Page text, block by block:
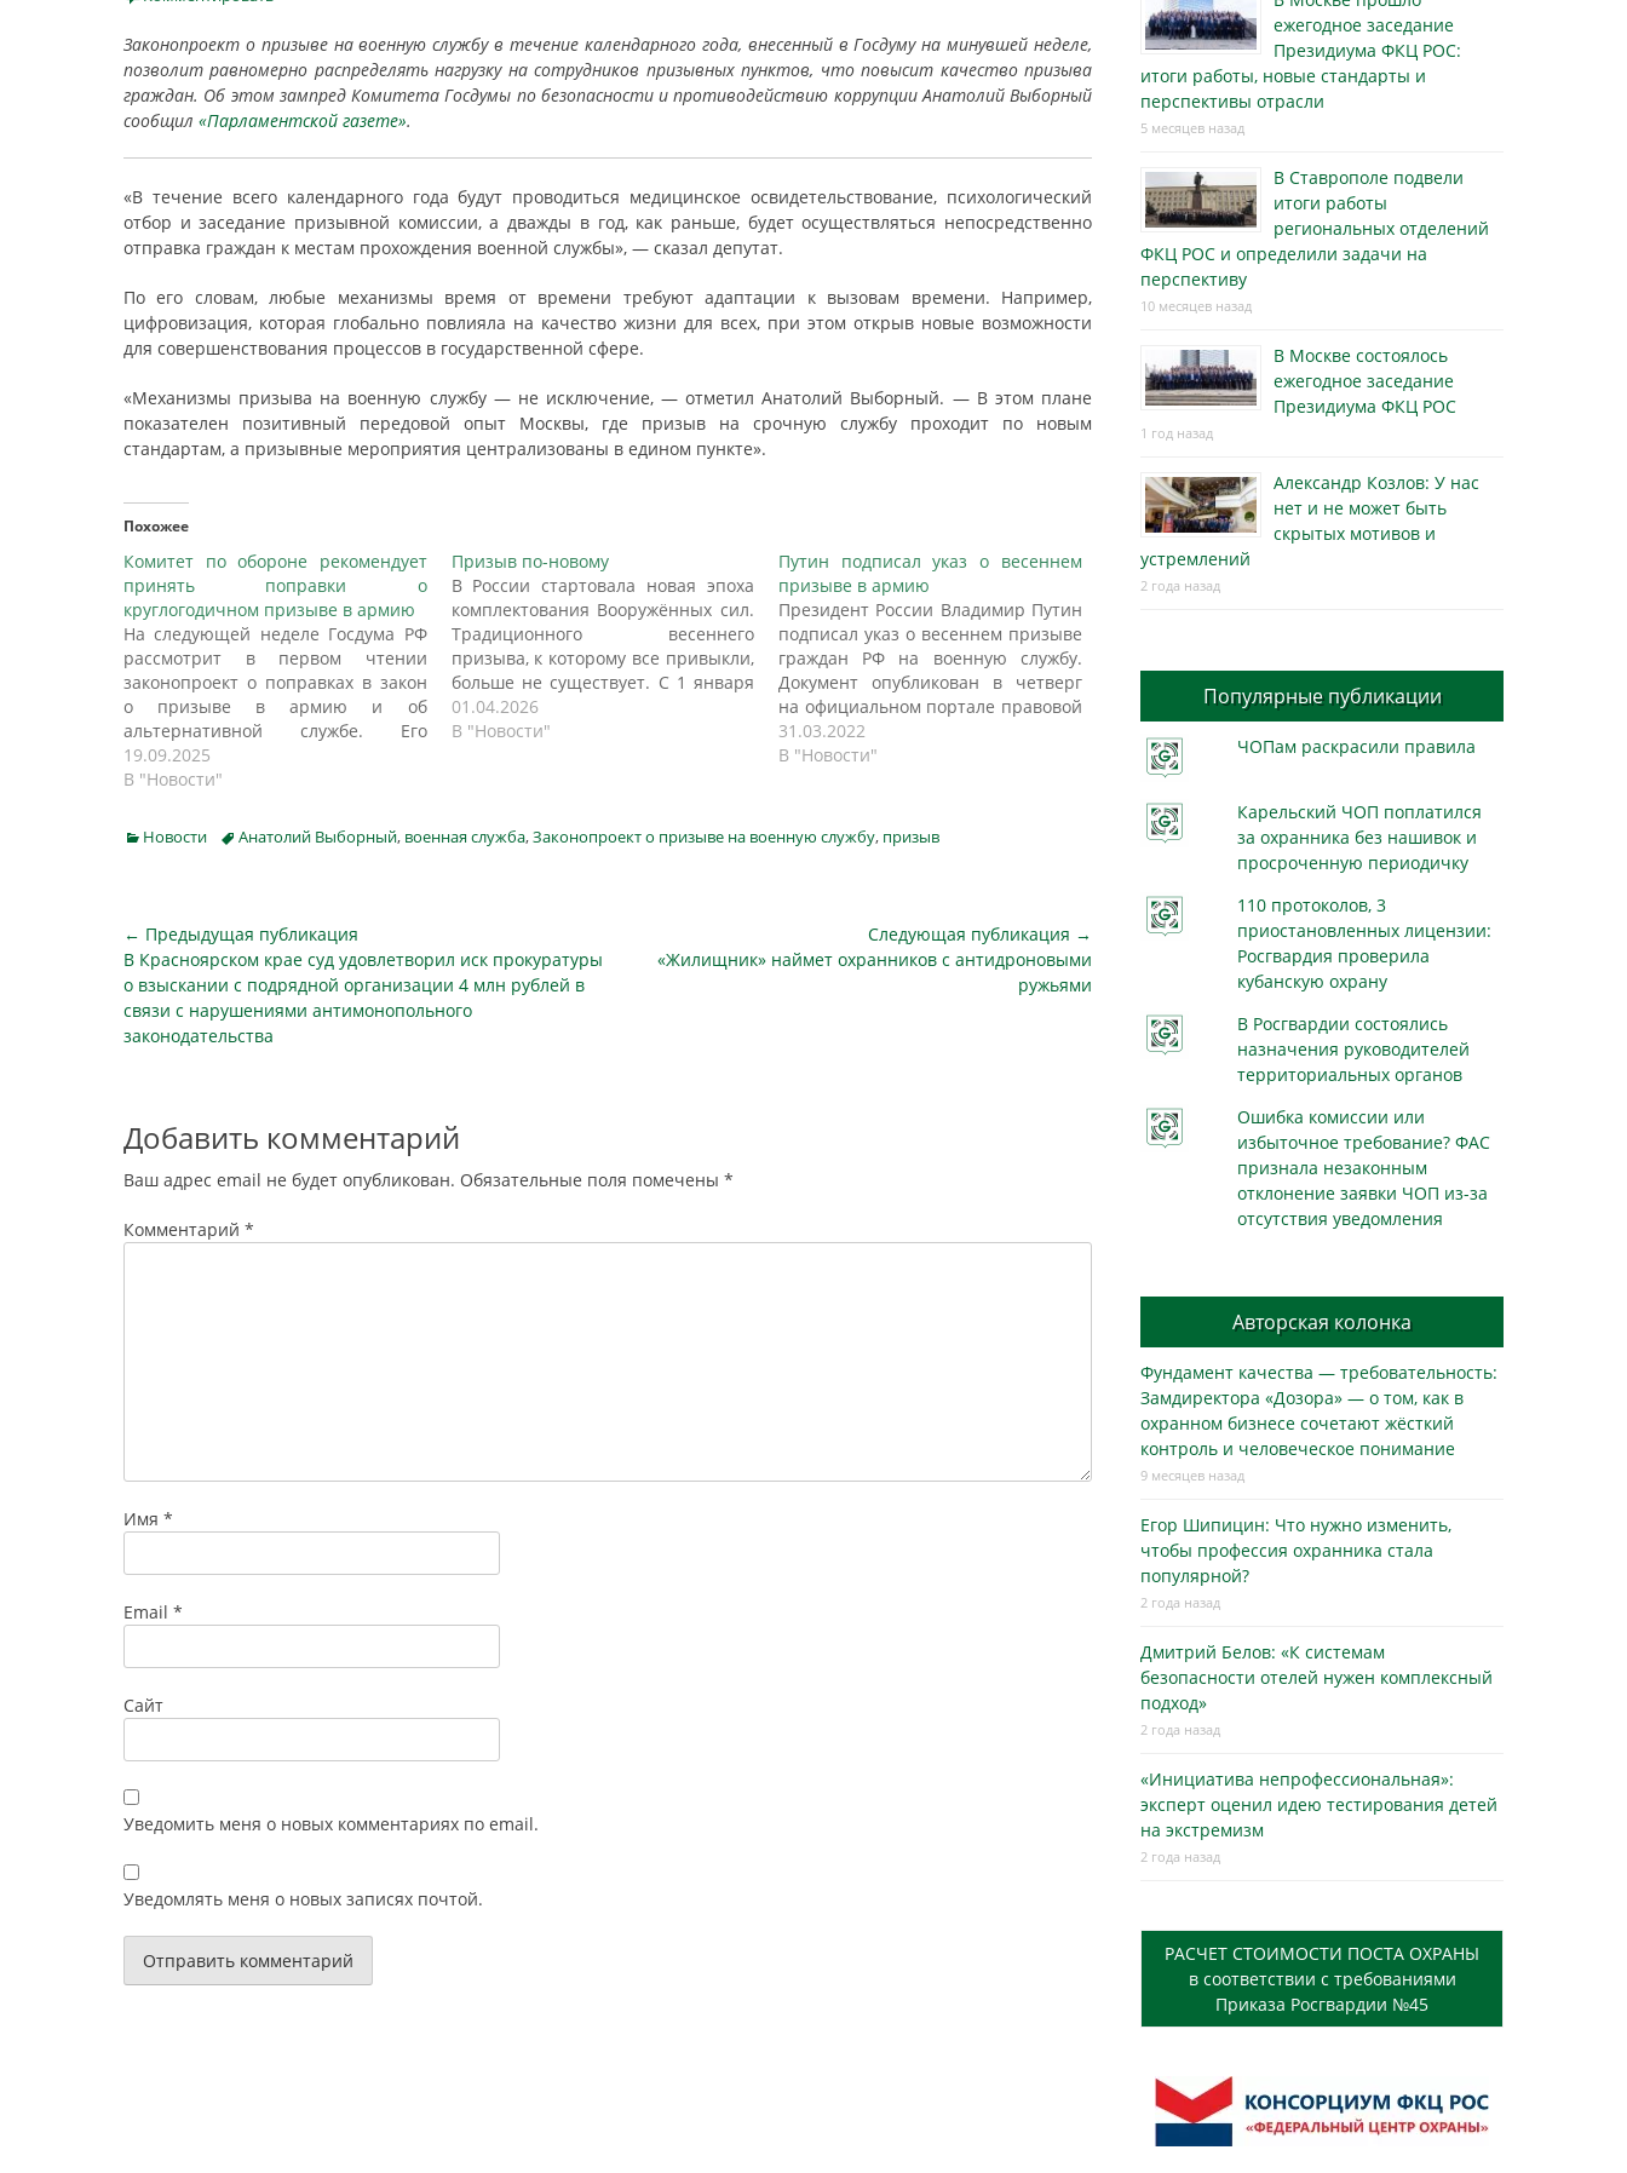
Законопроект о призыве на военную службу в течение календарного года, внесенный в Госдуму на минувшей неделе,
позволит равномерно распределять нагрузку на сотрудников призывных пунктов, что повысит качество призыва
граждан. Об этом зампред Комитета Госдумы по безопасности и противодействию коррупции Анатолий Выборный
сообщил «Парламентской газете».
«В течение всего календарного года будут проводиться медицинское освидетельствование, психологический
отбор и заседание призывной комиссии, а дважды в год, как раньше, будет осуществляться непосредственно
отправка граждан к местам прохождения военной службы», — сказал депутат.
По его словам, любые механизмы время от времени требуют адаптации к вызовам времени. Например,
цифровизация, которая глобально повлияла на качество жизни для всех, при этом открыв новые возможности
для совершенствования процессов в государственной сфере.
«Механизмы призыва на военную службу — не исключение, — отметил Анатолий Выборный. — В этом плане
показателен позитивный передовой опыт Москвы, где призыв на срочную службу проходит по новым
стандартам, а призывные мероприятия централизованы в едином пункте».
Похожее
Комитет по обороне рекомендует
принять поправки о
круглогодичном призыве в армию
На следующей неделе Госдума РФ
рассмотрит в первом чтении
законопроект о поправках в закон
о призыве в армию и об
альтернативной службе. Его
предложено сделать
круглогодичным. Об этом пишет
предусматривает проведение
призыва граждан на срочную
19.09.2025
В "Новости"
Призыв по-новому
В России стартовала новая эпоха
комплектования Вооружённых сил.
Традиционного весеннего
призыва, к которому все привыкли,
больше не существует. С 1 января
2026 года призыв на военную
службу идёт непрерывно, без
остались прежними — как и
прежде, молодые люди поедут к…
01.04.2026
В "Новости"
Путин подписал указ о весеннем
призыве в армию
Президент России Владимир Путин
подписал указ о весеннем призыве
граждан РФ на военную службу.
Документ опубликован в четверг
на официальном портале правовой
информации, пишет ТАСС.
"Осуществить с 1 апреля по 15
Федерации в возрасте от 18 до 27
лет, не пребывающих…
31.03.2022
В "Новости"
Categories
Новости TagsАнатолий Выборный, военная служба,Законопроект о призыве на военную службу, призыв
Навигация
по
записям
← Предыдущая публикация
Предыдущая
публикация
В Красноярском крае суд удовлетворил иск прокуратуры
о взыскании с подрядной организации 4 млн рублей в
связи с нарушениями антимонопольного
законодательства
Следующая публикация →
Следующая
«Жилищник» наймет охранников с антидроновыми
ружьями
Добавить комментарий
Ваш адрес email не будет опубликован. Обязательные поля помечены *
Комментарий *
Имя *
Email *
Сайт
Уведомить меня о новых комментариях по email.
Уведомлять меня о новых записях почтой.
ежегодное заседание
Президиума ФКЦ РОС:
итоги работы, новые стандарты и
перспективы отрасли
5 месяцев назад
В Ставрополе подвели
итоги работы
региональных отделений
ФКЦ РОС и определили задачи на
перспективу
10 месяцев назад
В Москве состоялось
ежегодное заседание
Президиума ФКЦ РОС
1 год назад
Александр Козлов: У нас
нет и не может быть
скрытых мотивов и
устремлений
2 года назад
Популярные публикации
ЧОПам раскрасили правила
Карельский ЧОП поплатился
за охранника без нашивок и
просроченную периодичку
110 протоколов, 3
приостановленных лицензии:
Росгвардия проверила
кубанскую охрану
В Росгвардии состоялись
назначения руководителей
территориальных органов
Ошибка комиссии или
избыточное требование? ФАС
признала незаконным
отклонение заявки ЧОП из-за
отсутствия уведомления
Авторская колонка
Фундамент качества — требовательность:
Замдиректора «Дозора» — о том, как в
охранном бизнесe сочетают жёсткий
контроль и человеческое понимание
9 месяцев назад
Егор Шипицин: Что нужно изменить,
чтобы профессия охранника стала
популярной?
2 года назад
Дмитрий Белов: «К системам
безопасности отелей нужен комплексный
подход»
2 года назад
«Инициатива непрофессиональная»:
эксперт оценил идею тестирования детей
на экстремизм
2 года назад
РАСЧЕТ СТОИМОСТИ ПОСТА ОХРАНЫ
в соответствии с требованиями
Приказа Росгвардии №45